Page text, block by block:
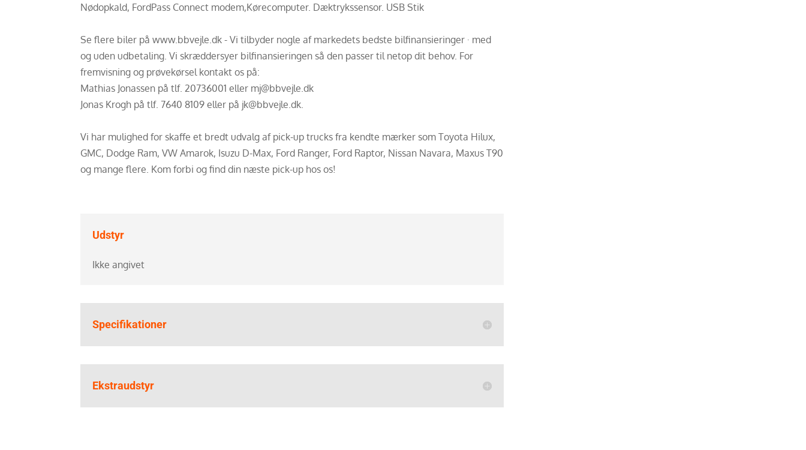
Nødopkald, FordPass Connect modem,Kørecomputer. Dæktrykssensor. USB Stik
Se flere biler på www.bbvejle.dk - Vi tilbyder nogle af markedets bedste bilfinansieringer · med
og uden udbetaling. Vi skræddersyer bilfinansieringen så den passer til netop dit behov. For
fremvisning og prøvekørsel kontakt os på:
Mathias Jonassen på tlf. 20736001 eller mj@bbvejle.dk
Jonas Krogh på tlf. 7640 8109 eller på jk@bbvejle.dk.
Vi har mulighed for skaffe et bredt udvalg af pick-up trucks fra kendte mærker som Toyota Hilux,
GMC, Dodge Ram, VW Amarok, Isuzu D-Max, Ford Ranger, Ford Raptor, Nissan Navara, Maxus T90
og mange flere. Kom forbi og find din næste pick-up hos os!
Udstyr
Ikke angivet
Specifikationer
Ekstraudstyr